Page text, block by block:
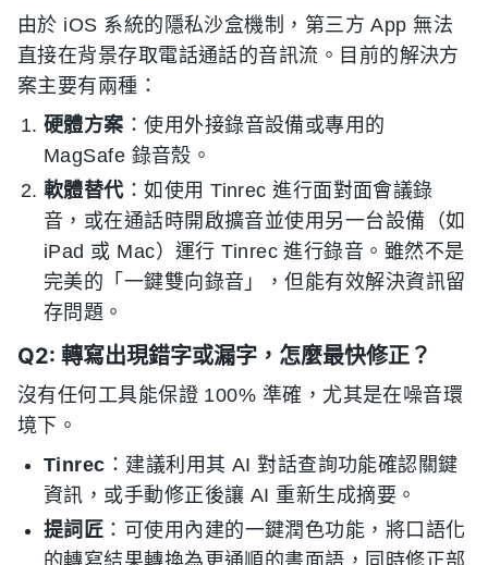
由於 iOS 系統的隱私沙盒機制，第三方 App 無法
直接在背景存取電話通話的音訊流。目前的解決方
案主要有兩種：
硬體方案 ：使用外接錄音設備或專用的
MagSafe 錄音殼。
軟體替代：如使用 Tinrec 進行面對面會議錄
音，或在通話時開啟擴音並使用另一台設備（如
iPad 或 Mac）運行 Tinrec 進行錄音。雖然不是
完美的「一鍵雙向錄音」，但能有效解決資訊留
存問題。
Q2: 轉寫出現錯字或漏字，怎麼最快修正？
沒有任何工具能保證 100% 準確，尤其是在噪音環
境下。
Tinrec ：建議利用其 AI 對話查詢功能確認關鍵
資訊，或手動修正後讓 AI 重新生成摘要。
提詞匠 ：可使用內建的一鍵潤色功能，將口語化
的轉寫結果轉換為更通順的書面語，同時修正部